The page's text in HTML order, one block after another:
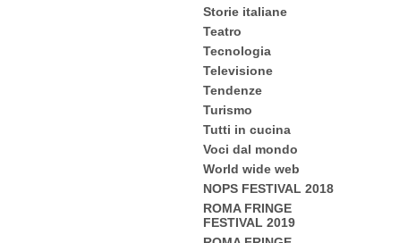
Storie italiane
Teatro
Tecnologia
Televisione
Tendenze
Turismo
Tutti in cucina
Voci dal mondo
World wide web
NOPS FESTIVAL 2018
ROMA FRINGE
FESTIVAL 2019